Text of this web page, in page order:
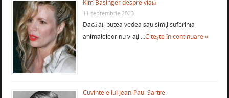
Kim Basinger despre viaţă
11 septembrie 2023
Dacă aţi putea vedea sau simţi suferinţa
animaleleor nu v-aţi …Citește în continuare »
Cuvintele lui Jean-Paul Sartre